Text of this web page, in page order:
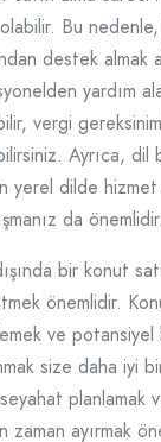
olabilir. Bu
destek almak
yardım
vergi
Ayrıca, dil
yerel dilde
da önemlidir.
bir konut
önemlidir.
ve potansiyel
size daha iyi
planlamak
ayırmak